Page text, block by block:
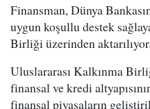
Finansman, Dünya
uygun koşullu destek
Birliği üzerinden aktarılıyor.
Uluslararası Kalkınma
finansal ve kredi
finansal piyasaların